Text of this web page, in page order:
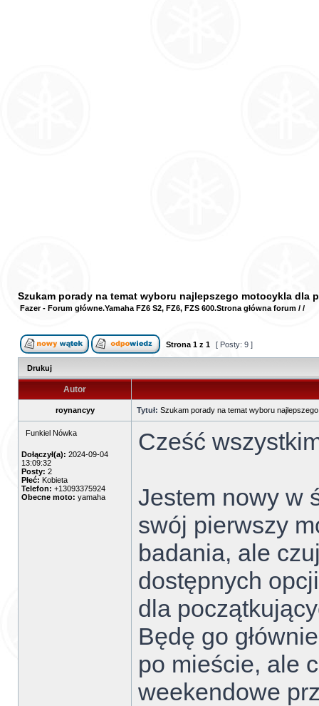
Szukam porady na temat wyboru najlepszego motocykla dla
Strona główna forum /
Fazer - Forum główne /
Yamaha FZ6 S2, FZ6, FZS 600
Strona 1 z 1 [ Posty: 9 ]
Drukuj
Autor
roynancyy Tytuł: Szukam porady na temat wyboru
Funkiel Nówka
Dołączył(a): 2024-09-04
13:09:32
Posty: 2
Płeć: Kobieta
Telefon: +13093375924
Obecne moto: yamaha
Cześć
Jestem nowy w
swój pierwszy
badania, ale
dostępnych
dla
Będę go
po mieście, ale
weekendowe